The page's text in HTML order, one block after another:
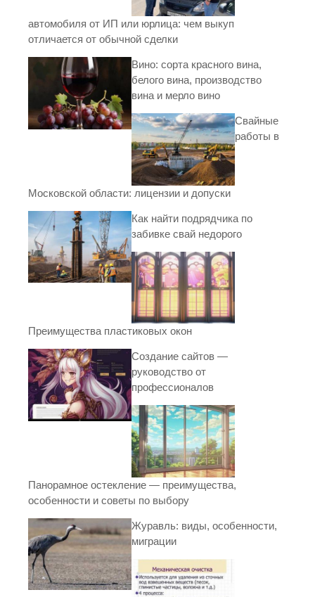
автомобиля от ИП или юрлица: чем выкуп
отличается от обычной сделки
Вино: сорта красного вина,
белого вина, производство
вина и мерло вино
Свайные
работы в
Московской области: лицензии и допуски
Как найти подрядчика по
забивке свай недорого
Преимущества пластиковых окон
Создание сайтов —
руководство от
профессионалов
Панорамное остекление — преимущества,
особенности и советы по выбору
Журавль: виды, особенности,
миграции